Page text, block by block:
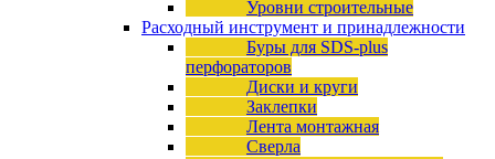
Уровни строительные
Расходный инструмент и принадлежности
Буры для SDS-plus
перфораторов
Диски и круги
Заклепки
Лента монтажная
Сверла